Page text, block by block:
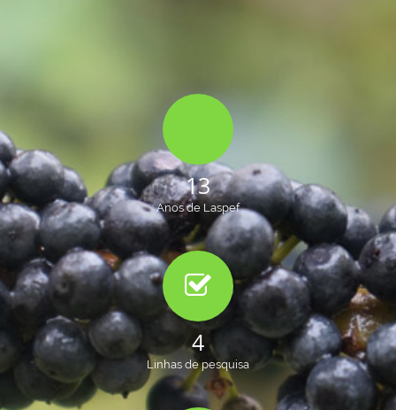
13
Anos de Laspef
4
Linhas de pesquisa